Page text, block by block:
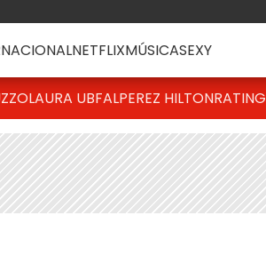
NETFLIXMÚSICASEXY
LAURA UBFALPEREZ HILTONRATING